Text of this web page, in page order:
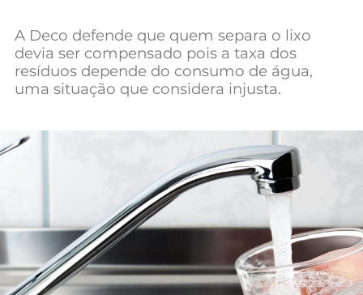
Negócios
Mundial 2026
A Deco defende que quem separa o lixo
devia ser compensado pois a taxa dos
resíduos depende do consumo de água,
uma situação que considera injusta.